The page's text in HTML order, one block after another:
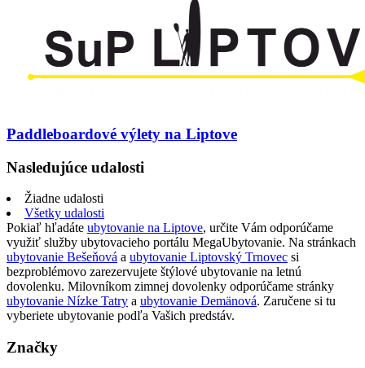
Paddleboardové výlety na Liptove
Nasledujúce udalosti
Žiadne udalosti
Všetky udalosti
Pokiaľ hľadáte ubytovanie na Liptove, určite Vám odporúčame
využiť služby ubytovacieho portálu MegaUbytovanie. Na stránkach
ubytovanie Bešeňová a ubytovanie Liptovský Trnovec si
bezproblémovo zarezervujete štýlové ubytovanie na letnú
dovolenku. Milovníkom zimnej dovolenky odporúčame stránky
ubytovanie Nízke Tatry a ubytovanie Demänová. Zaručene si tu
vyberiete ubytovanie podľa Vašich predstáv.
Značky